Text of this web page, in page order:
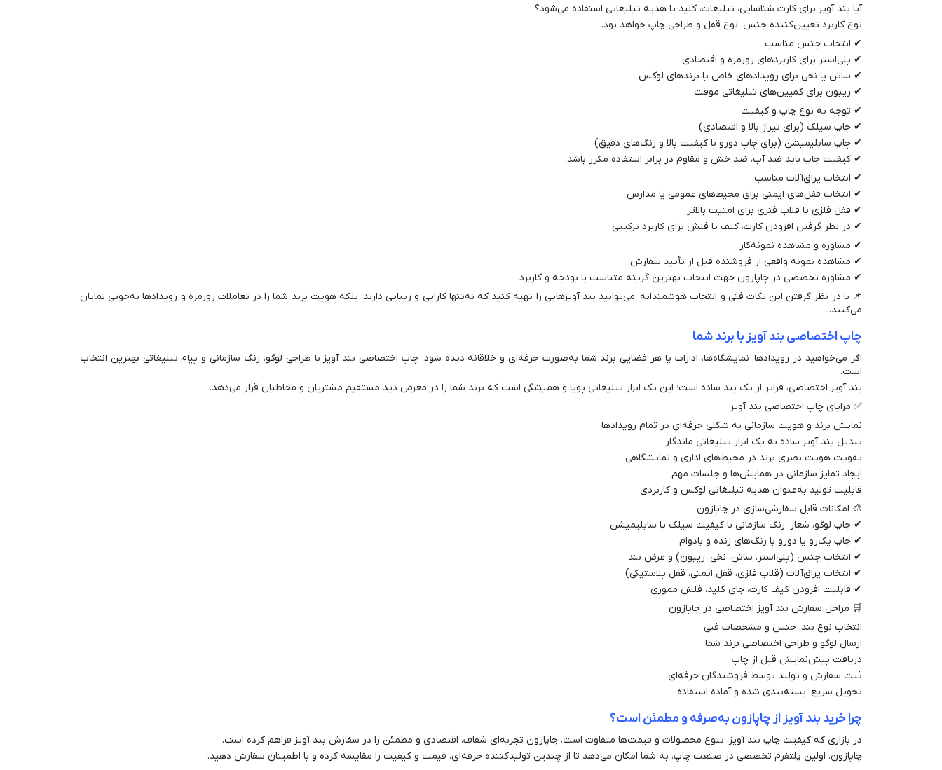
آیا بند آویز برای کارت شناسایی، تبلیغات، کلید یا هدیه تبلیغاتی استفاده می‌شود؟
نوع کاربرد تعیین‌کننده جنس، نوع قفل و طراحی چاپ خواهد بود.
✔ انتخاب جنس مناسب
✔ پلی‌استر برای کاربردهای روزمره و اقتصادی
✔ ساتن یا نخی برای رویدادهای خاص یا برندهای لوکس
✔ ریبون برای کمپین‌های تبلیغاتی موقت
✔ توجه به نوع چاپ و کیفیت
✔ چاپ سیلک (برای تیراژ بالا و اقتصادی)
✔ چاپ سابلیمیشن (برای چاپ دورو با کیفیت بالا و رنگ‌های دقیق)
✔ کیفیت چاپ باید ضد آب، ضد خش و مقاوم در برابر استفاده مکرر باشد.
✔ انتخاب یراق‌آلات مناسب
✔ انتخاب قفل‌های ایمنی برای محیط‌های عمومی یا مدارس
✔ قفل فلزی یا قلاب فنری برای امنیت بالاتر
✔ در نظر گرفتن افزودن کارت، کیف یا فلش برای کاربرد ترکیبی
✔ مشاوره و مشاهده نمونه‌کار
✔ مشاهده نمونه واقعی از فروشنده قبل از تأیید سفارش
✔ مشاوره تخصصی در چاپازون جهت انتخاب بهترین گزینه متناسب با بودجه و کاربرد
📌 با در نظر گرفتن این نکات فنی و انتخاب هوشمندانه، می‌توانید بند آویزهایی را تهیه کنید که نه‌تنها کارایی و زیبایی دارند، بلکه هویت برند شما را در تعاملات روزمره و رویدادها به‌خوبی نمایان
می‌کنند.
چاپ اختصاصی بند آویز با برند شما
اگر می‌خواهید در رویدادها، نمایشگاه‌ها، ادارات یا هر فضایی برند شما به‌صورت حرفه‌ای و خلاقانه دیده شود، چاپ اختصاصی بند آویز با طراحی لوگو، رنگ سازمانی و پیام تبلیغاتی بهترین انتخاب
است.
بند آویز اختصاصی، فراتر از یک بند ساده است؛ این یک ابزار تبلیغاتی پویا و همیشگی است که برند شما را در معرض دید مستقیم مشتریان و مخاطبان قرار می‌دهد.
✅ مزایای چاپ اختصاصی بند آویز
نمایش برند و هویت سازمانی به شکلی حرفه‌ای در تمام رویدادها
تبدیل بند آویز ساده به یک ابزار تبلیغاتی ماندگار
تقویت هویت بصری برند در محیط‌های اداری و نمایشگاهی
ایجاد تمایز سازمانی در همایش‌ها و جلسات مهم
قابلیت تولید به‌عنوان هدیه تبلیغاتی لوکس و کاربردی
🎨 امکانات قابل سفارشی‌سازی در چاپازون
✔ چاپ لوگو، شعار، رنگ سازمانی با کیفیت سیلک یا سابلیمیشن
✔ چاپ یک‌رو یا دورو با رنگ‌های زنده و بادوام
✔ انتخاب جنس (پلی‌استر، ساتن، نخی، ریبون) و عرض بند
✔ انتخاب یراق‌آلات (قلاب فلزی، قفل ایمنی، قفل پلاستیکی)
✔ قابلیت افزودن کیف کارت، جای کلید، فلش مموری
🛒 مراحل سفارش بند آویز اختصاصی در چاپازون
انتخاب نوع بند، جنس و مشخصات فنی
ارسال لوگو و طراحی اختصاصی برند شما
دریافت پیش‌نمایش قبل از چاپ
ثبت سفارش و تولید توسط فروشندگان حرفه‌ای
تحویل سریع، بسته‌بندی شده و آماده استفاده
چرا خرید بند آویز از چاپازون به‌صرفه و مطمئن است؟
در بازاری که کیفیت چاپ بند آویز، تنوع محصولات و قیمت‌ها متفاوت است، چاپازون تجربه‌ای شفاف، اقتصادی و مطمئن را در سفارش بند آویز فراهم کرده است.
چاپازون، اولین پلتفرم تخصصی در صنعت چاپ، به شما امکان می‌دهد تا از چندین تولیدکننده حرفه‌ای، قیمت و کیفیت را مقایسه کرده و با اطمینان سفارش دهید.